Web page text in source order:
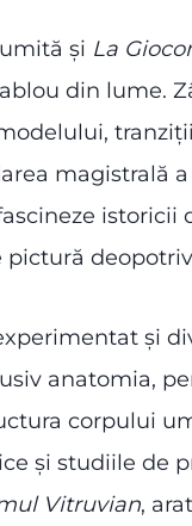
și La
din lume.
magistrală
istoricii
pictură
și
anatomia,
corpului
și studiile de
Vitruvian,